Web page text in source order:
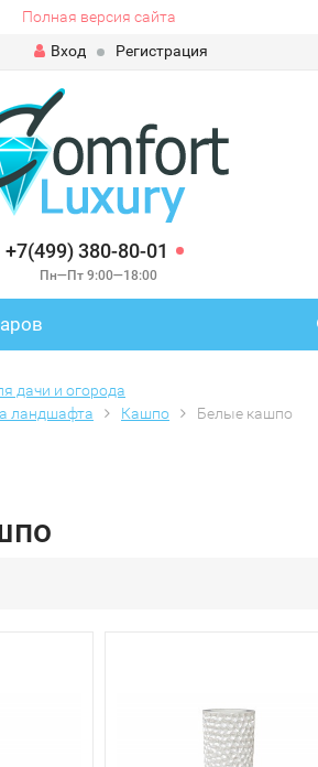
Полная версия сайта
Вход
Регистрация
+7(499) 380-80-01
Пн—Пт 9:00—18:00
дачи и огорода
ландшафта
Кашпо Белые кашпо